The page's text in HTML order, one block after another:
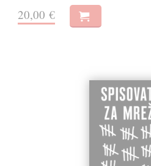
20,00 €